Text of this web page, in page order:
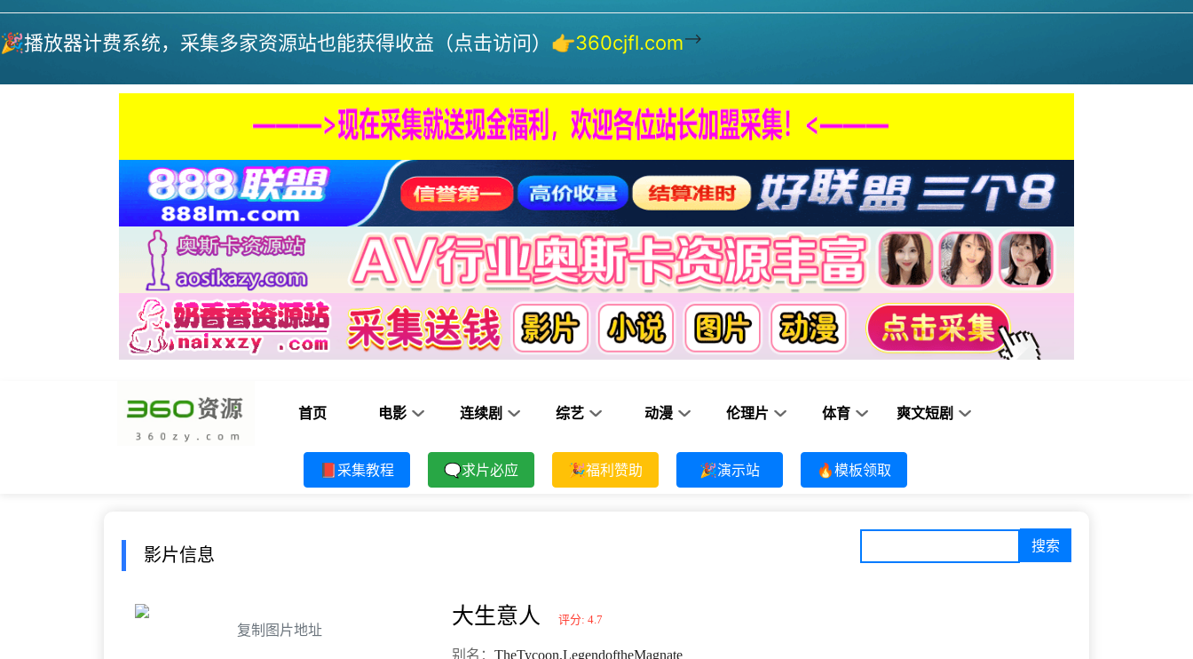
🎉播放器计费系统，采集多家资源站也能获得收益（点击访问）👉360cjfl.com-->
首页 电影 连续剧 综艺 动漫 伦理片 体育 爽文短剧
📕采集教程 🗨求片必应 🎉福利赞助 🎉演示站 🔥模板领取
影片信息
复制图片地址
大生意人 评分: 4.7
别名： TheTycoon,LegendoftheMagnate